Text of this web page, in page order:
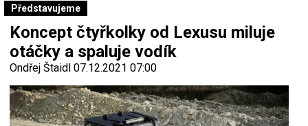
Představujeme
Koncept čtyřkolky od Lexusu miluje
otáčky a spaluje vodík
Ondřej Štaidl 07.12.2021 07:00